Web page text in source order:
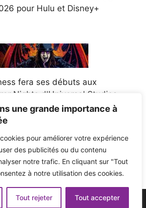
une grande importance à
pour améliorer votre expérience
des publicités ou du contenu
notre trafic. En cliquant sur "Tout
à notre utilisation des cookies.
Tout rejeter Tout accepter
pour Hulu et Disney+
fera ses débuts aux
Nights d'Universal Studios
un policier de l'Ohio après la
diffamation
Pop'n Music -